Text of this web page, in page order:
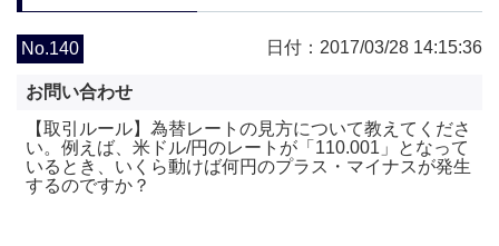
No.140 日付：2017/03/28 14:15:36
お問い合わせ
【取引ルール】為替レートの見方について教えてくださ
い。例えば、米ドル/円のレートが「110.001」となって
いるとき、いくら動けば何円のプラス・マイナスが発生
するのですか？